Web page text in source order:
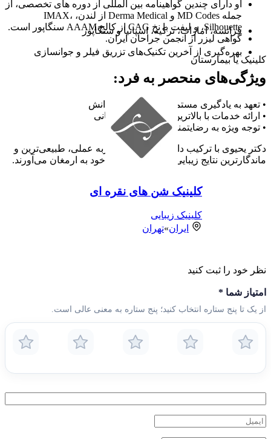
فرانسه، امارات، ترکیه، اسپانیا و سنگاپور
بهره‌گیری از آخرین تکنیک‌های تزریق فیلر و جوانسازی
ویژگی‌های منحصر به فرد:
• تعهد به یادگیری مستمر و به‌روزرسانی دانش
• ارائه خدمات با بالاترین استانداردهای جهانی
• توجه ویژه به رضایتمندی بیماران
دکتر یحیوی با ترکیب دانش تخصصی و تجربه عملی، طبیعی‌ترین و
ماندگارترین نتایج زیبایی را برای مراجعان خود به ارمغان می‌آورند.
او دارای چندین گواهینامه بین المللی از دوره های تخصصی، از
جمله MD Codes و Derma Medical از لندن، IMAX،
Silhouette، و لیفت با نخ CAG از کالج AAAM سنگاپور است.
گواهی لیزر از انجمن جراحان ایران.
کلینیک یا بیمارستان
کلینیک شن های نقره ای
کلینیک زیبایی
ایران»تهران
نظر خود را ثبت کنید
امتیاز شما *
از یک تا پنج ستاره انتخاب کنید؛ پنج ستاره به معنی عالی است.